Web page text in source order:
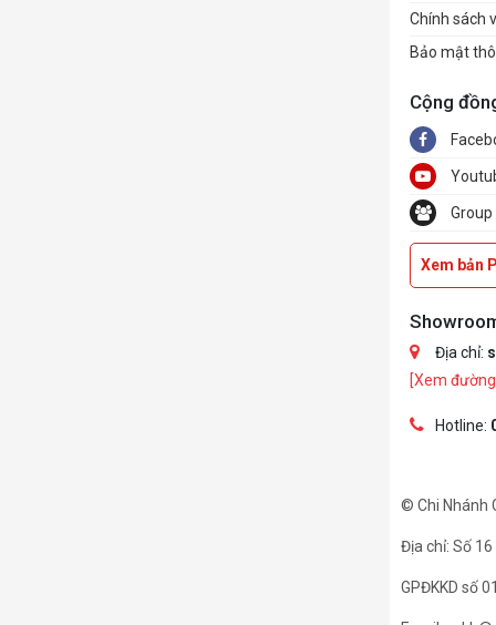
Chính sách
Bảo mật
Cộng
Group
Xem bản
Địa chỉ:
[Xem đường
Hotline:
© Chi Nhánh
Địa chỉ: Số
GPĐKKD số